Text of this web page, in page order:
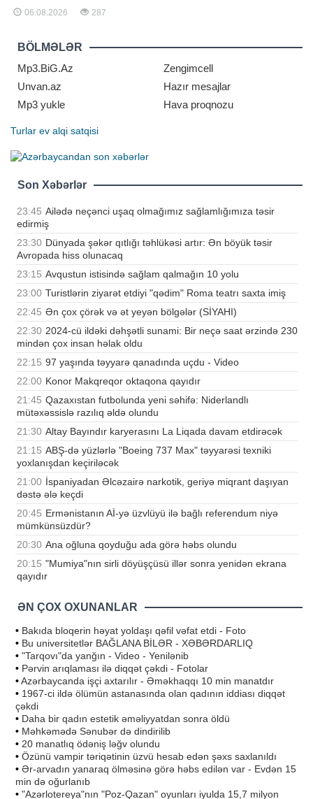
"Qafqazinfo" xəbər verir ki, Kiyev
klubunun hücumu zamanı əzələsini
bilməyib və 75-ci dəqiqədə məcburi
şəkildə əvəzlənib. Onu
06.08.2026 287
BÖLMƏLƏR
Mp3.BiG.Az
Zengimcell
Unvan.az
Hazır mesajlar
Mp3 yukle
Hava proqnozu
Turlar ev alqi satqisi
Son Xəbərlər
23:45 Ailədə neçənci uşaq olmağımız sağlamlığımıza təsir
edirmiş
23:30 Dünyada şəkər qıtlığı təhlükəsi artır: Ən böyük təsir
Avropada hiss olunacaq
23:15 Avqustun istisində sağlam qalmağın 10 yolu
23:00 Turistlərin ziyarət etdiyi "qədim" Roma teatrı saxta imiş
22:45 Ən çox çörək və ət yeyən bölgələr (SİYAHI)
22:30 2024-cü ildəki dəhşətli sunami: Bir neçə saat ərzində 230
mindən çox insan həlak oldu
22:15 97 yaşında təyyarə qanadında uçdu - Video
22:00 Konor Makqreqor oktaqona qayıdır
21:45 Qazaxıstan futbolunda yeni səhifə: Niderlandlı
mütəxəssislə razılıq əldə olundu
21:30 Altay Bayındır karyerasını La Liqada davam etdirəcək
21:15 ABŞ-də yüzlərlə "Boeing 737 Max" təyyarəsi texniki
yoxlanışdan keçiriləcək
21:00 İspaniyadan Əlcəzairə narkotik, geriyə miqrant daşıyan
dəstə ələ keçdi
20:45 Ermənistanın Aİ-yə üzvlüyü ilə bağlı referendum niyə
mümkünsüzdür?
20:30 Ana oğluna qoyduğu ada görə həbs olundu
20:15 "Mumiya"nın sirli döyüşçüsü illər sonra yenidən ekrana
qayıdır
ƏN ÇOX OXUNANLAR
• Bakıda bloqerin həyat yoldaşı qəfil vəfat etdi - Foto
• Bu universitetlər BAĞLANA BİLƏR - XƏBƏRDARLIQ
• "Tarqovı"da yanğın - Video - Yenilənib
• Pərvin arıqlaması ilə diqqət çəkdi - Fotolar
•Azərbaycanda işçi axtarılır - Əməkhaqqı 10 min manatdır
• 1967-ci ildə ölümün astanasında olan qadının iddiası diqqət
çəkdi
• Daha bir qadın estetik əməliyyatdan sonra öldü
• Məhkəmədə Sənubər də dindirilib
• 20 manatlıq ödəniş ləğv olundu
• Özünü vampir təriqətinin üzvü hesab edən şəxs saxlanıldı
• Ər-arvadın yanaraq ölməsinə görə həbs edilən var - Evdən 15
min də oğurlanıb
• "Azərlotereya"nın "Poz-Qazan" oyunları iyulda 15,7 milyon